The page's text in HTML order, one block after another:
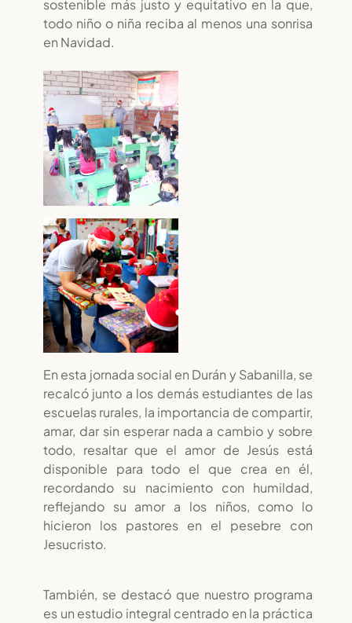
sostenible más justo y equitativo en la que,
todo niño o niña reciba al menos una sonrisa
en Navidad.
En esta jornada social en Durán y Sabanilla, se
recalcó junto a los demás estudiantes de las
escuelas rurales, la importancia de compartir,
amar, dar sin esperar nada a cambio y sobre
todo, resaltar que el amor de Jesús está
disponible para todo el que crea en él,
recordando su nacimiento con humildad,
reflejando su amor a los niños, como lo
hicieron los pastores en el pesebre con
Jesucristo.
También, se destacó que nuestro programa
es un estudio integral centrado en la práctica